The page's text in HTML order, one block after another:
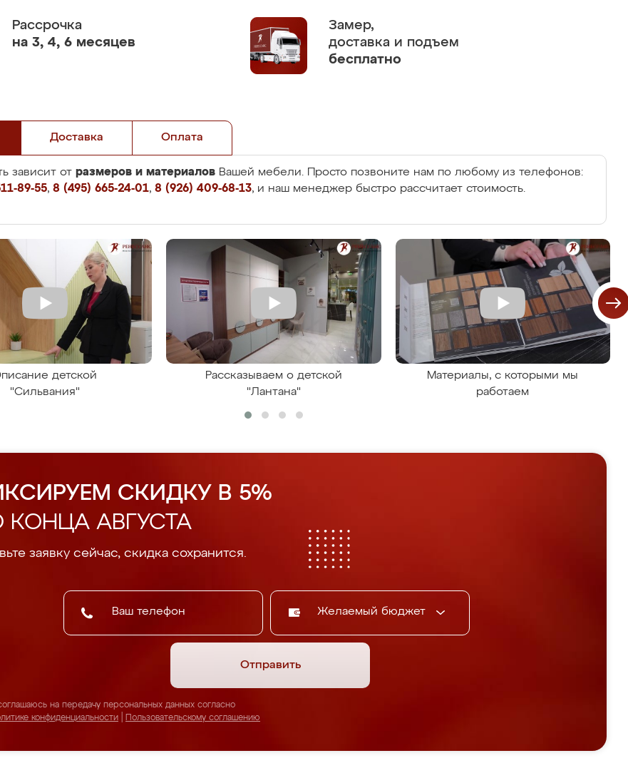
Рассрочка
на 3, 4, 6 месяцев
Замер,
доставка и подъем
бесплатно
Доставка Оплата
зависит от размеров и материалов Вашей мебели. Просто позвоните нам по любому из телефонов:
89-55, 8 (495) 665-24-01, 8 (926) 409-68-13, и наш менеджер быстро рассчитает стоимость.
детской
"Сильвания"
Рассказываем о детской
"Лантана"
Материалы, с которыми мы
работаем
СКИДКУ В 5%
КОНЦА АВГУСТА
заявку сейчас, скидка сохранится.
Желаемый бюджет
Отправить
на передачу персональных данных согласно
конфиденциальности
Пользовательскому соглашению